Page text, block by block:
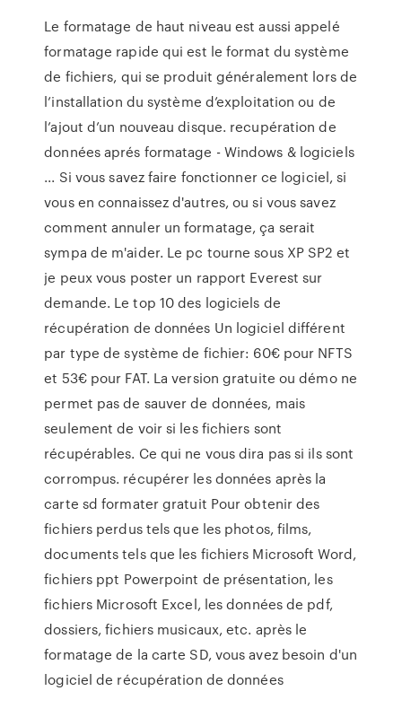
Le formatage de haut niveau est aussi appelé
formatage rapide qui est le format du système
de fichiers, qui se produit généralement lors de
l’installation du système d’exploitation ou de
l’ajout d’un nouveau disque. recupération de
données aprés formatage - Windows & logiciels
... Si vous savez faire fonctionner ce logiciel, si
vous en connaissez d'autres, ou si vous savez
comment annuler un formatage, ça serait
sympa de m'aider. Le pc tourne sous XP SP2 et
je peux vous poster un rapport Everest sur
demande. Le top 10 des logiciels de
récupération de données Un logiciel différent
par type de système de fichier: 60€ pour NFTS
et 53€ pour FAT. La version gratuite ou démo ne
permet pas de sauver de données, mais
seulement de voir si les fichiers sont
récupérables. Ce qui ne vous dira pas si ils sont
corrompus. récupérer les données après la
carte sd formater gratuit Pour obtenir des
fichiers perdus tels que les photos, films,
documents tels que les fichiers Microsoft Word,
fichiers ppt Powerpoint de présentation, les
fichiers Microsoft Excel, les données de pdf,
dossiers, fichiers musicaux, etc. après le
formatage de la carte SD, vous avez besoin d'un
logiciel de récupération de données